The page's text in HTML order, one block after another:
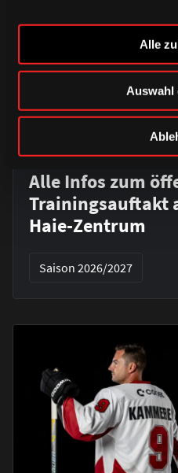
Alle
Auswahl
DONNERSTAG, 06.
Alle Infos zum
Trainingsauftakt
Haie-Zentrum
Saison 2026/2027